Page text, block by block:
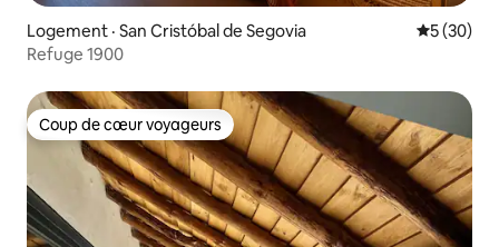
Logement · San Cristóbal de Segovia Note
5 (30)
Refuge 1900
Coup de cœur voyageurs
Coup de cœur voyageurs